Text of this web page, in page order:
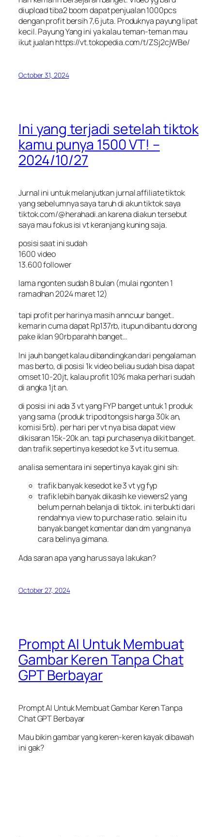
diupload tiba2 boom dapat penjualan 1000pcs
dengan profit bersih 7,6 juta. Produknya payung lipat
kecil. Payung Yang ini ya kalau teman-teman mau
ikut jualan https://vt.tokopedia.com/t/ZSj2cjWBe/
October 31, 2024
Ini yang terjadi setelah tiktok
kamu punya 1500 VT! –
2024/10/27
Jurnal ini untuk melanjutkan jurnal affiliate tiktok
yang sebelumnya saya taruh di akun tiktok saya
tiktok.com/@herahadi.an karena diakun tersebut
saya mau fokus isi vt keranjang kuning saja.
posisi saat ini sudah
1600 video
13.600 follower
lama ngonten sudah 8 bulan (mulai ngonten 1
ramadhan 2024 maret 12)
tapi profit per harinya masih anncuur banget..
kemarin cuma dapat Rp137rb, itupun dibantu dorong
pake iklan 90rb parahh banget…
Ini jauh banget kalau dibandingkan dari pengalaman
mas berto, di posisi 1k video beliau sudah bisa dapat
omset 10-20jt, kalau profit 10% maka perhari sudah
di angka 1jt an.
di posisi ini ada 3 vt yang FYP banget untuk 1 produk
yang sama (produk tripod tongsis harga 30k an,
komisi 5rb). per hari per vt nya bisa dapat view
dikisaran 15k-20k an. tapi purchasenya dikit banget.
dan trafik sepertinya kesedot ke 3 vt itu semua.
analisa sementara ini sepertinya kayak gini sih:
trafik banyak kesedot ke 3 vt yg fyp
trafik lebih banyak dikasih ke viewers2 yang
belum pernah belanja di tiktok. ini terbukti dari
rendahnya view to purchase ratio. selain itu
banyak banget komentar dan dm yang nanya
cara belinya gimana.
Ada saran apa yang harus saya lakukan?
October 27, 2024
Prompt AI Untuk Membuat
Gambar Keren Tanpa Chat
GPT Berbayar
Prompt AI Untuk Membuat Gambar Keren Tanpa
Chat GPT Berbayar
Mau bikin gambar yang keren-keren kayak dibawah
ini gak?